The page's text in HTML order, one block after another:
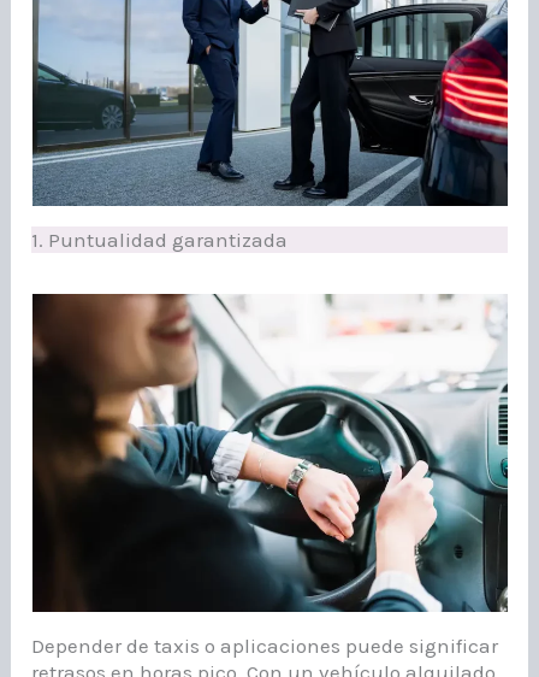
1. Puntualidad garantizada
Depender de taxis o aplicaciones puede significar
retrasos en horas pico. Con un vehículo alquilado